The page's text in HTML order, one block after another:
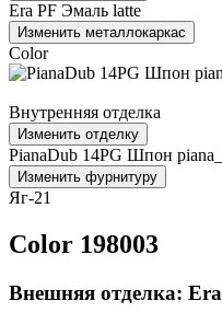
Era PF Эмаль latte
Изменить металлокаркас
Color
Внутренняя отделка
Изменить отделку
PianaDub 14PG Шпон
Изменить фурнитуру
Яг-21
Color 198003
Внешняя отделка: